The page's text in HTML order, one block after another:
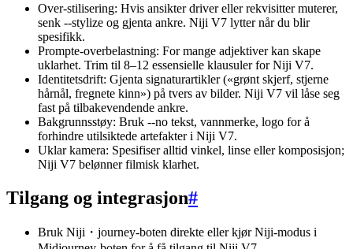
Over-stilisering: Hvis ansikter driver eller rekvisitter muterer,
senk --stylize og gjenta ankre. Niji V7 lytter når du blir
spesifikk.
Prompte-overbelastning: For mange adjektiver kan skape
uklarhet. Trim til 8–12 essensielle klausuler for Niji V7.
Identitetsdrift: Gjenta signaturartikler («grønt skjerf, stjerne
hårnål, fregnete kinn») på tvers av bilder. Niji V7 vil låse seg
fast på tilbakevendende ankre.
Bakgrunnsstøy: Bruk --no tekst, vannmerke, logo for å
forhindre utilsiktede artefakter i Niji V7.
Uklar kamera: Spesifiser alltid vinkel, linse eller komposisjon;
Niji V7 belønner filmisk klarhet.
Tilgang og integrasjon#
Bruk Niji・journey-boten direkte eller kjør Niji-modus i